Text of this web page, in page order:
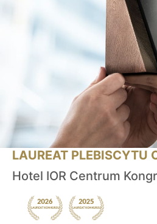
LAUREAT PLEBISCYTU
Hotel IOR Centrum